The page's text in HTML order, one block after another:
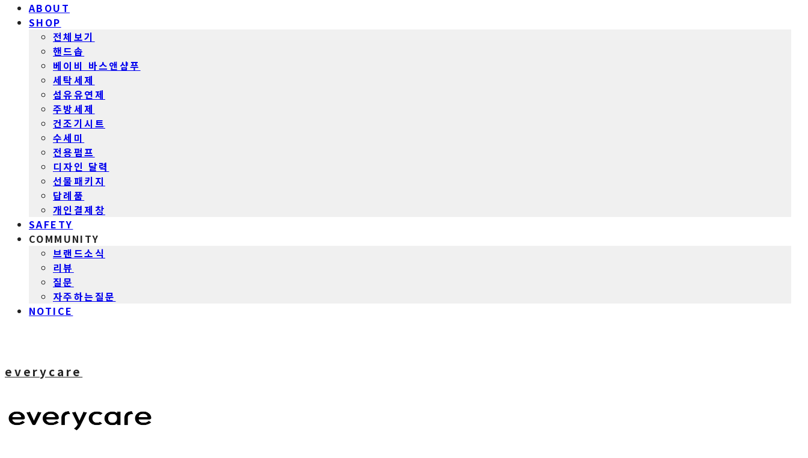
ABOUT
SHOP
전체보기
핸드솝
베이비 바스앤샴푸
세탁세제
섬유유연제
주방세제
건조기시트
수세미
전용펌프
디자인 달력
선물패키지
답례품
개인결제창
SAFETY
COMMUNITY
브랜드소식
리뷰
질문
자주하는질문
NOTICE
everycare